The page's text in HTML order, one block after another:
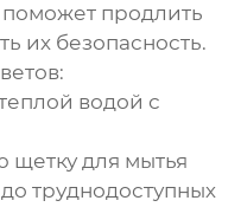
поможет продлить
их безопасность.
водой с
щетку для мытья
труднодоступных